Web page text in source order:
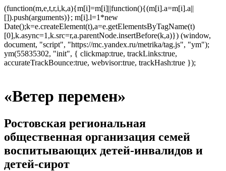
(function(m,e,t,r,i,k,a){m[i]=m[i]||function(){(m[i].a=m[i].a||
[]).push(arguments)}; m[i].l=1*new
Date();k=e.createElement(t),a=e.getElementsByTagName(t)
[0],k.async=1,k.src=r,a.parentNode.insertBefore(k,a)}) (window,
document, "script", "https://mc.yandex.ru/metrika/tag.js", "ym");
ym(55835302, "init", { clickmap:true, trackLinks:true,
accurateTrackBounce:true, webvisor:true, trackHash:true });
«Ветер перемен»
Ростовская региональная
общественная организация семей
воспитывающих детей-инвалидов и
детей-сирот